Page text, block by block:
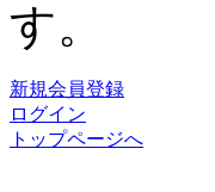
す。
新規会員登録
ログイン
トップページへ